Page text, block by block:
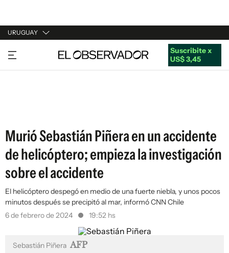
URUGUAY
URUGUAY
ARGENTINA
Suscribite x
US$ 3,45
Murió Sebastián Piñera en un accidente
de helicóptero; empieza la investigación
sobre el accidente
El helicóptero despegó en medio de una fuerte niebla, y unos pocos
minutos después se precipitó al mar, informó CNN Chile
6 de febrero de 2024
19:52 hs
Sebastián Piñera AFP